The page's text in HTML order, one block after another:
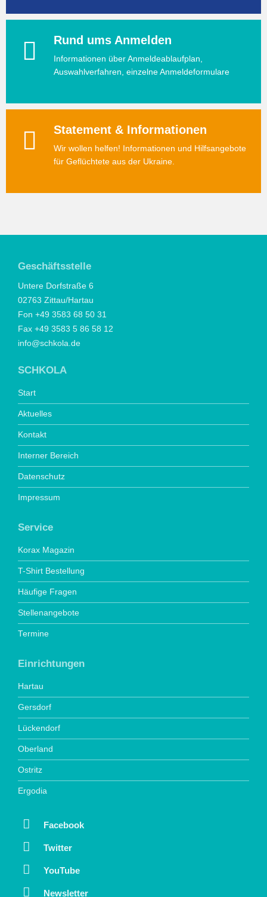
Rund ums Anmelden
Informationen über Anmeldeablaufplan,
Auswahlverfahren, einzelne Anmeldeformulare
Statement & Informationen
Wir wollen helfen! Informationen und Hilfsangebote
für Geflüchtete aus der Ukraine.
Geschäftsstelle
Untere Dorfstraße 6
02763 Zittau/Hartau
Fon +49 3583 68 50 31
Fax +49 3583 5 86 58 12
info@schkola.de
SCHKOLA
Start
Aktuelles
Kontakt
Interner Bereich
Datenschutz
Impressum
Service
Korax Magazin
T-Shirt Bestellung
Häufige Fragen
Stellenangebote
Termine
Einrichtungen
Hartau
Gersdorf
Lückendorf
Oberland
Ostritz
Ergodia
Facebook
Twitter
YouTube
Newsletter